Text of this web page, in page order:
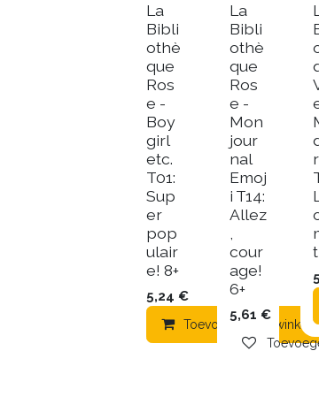
La
Bibli
othè
que
Ros
e -
Boy
girl
etc.
T01:
Sup
er
pop
ulair
e! 8+
5,24 €
Toevoegen aan
La
Bibli
othè
que
Ros
e -
Mon
jour
nal
Emoj
i T14:
Allez
cour
age!
6+
5,61 €